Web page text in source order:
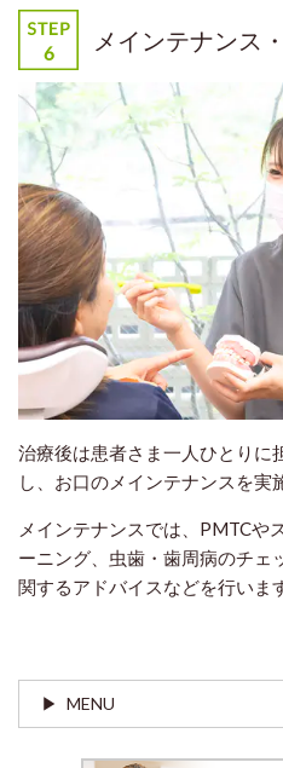
メインテナンス
治療後は患者さま一人ひとりに
し、お口のメインテナンスを実
メインテナンスでは、PMTCや
ーニング、虫歯・歯周病のチェ
関するアドバイスなどを行いま
MENU